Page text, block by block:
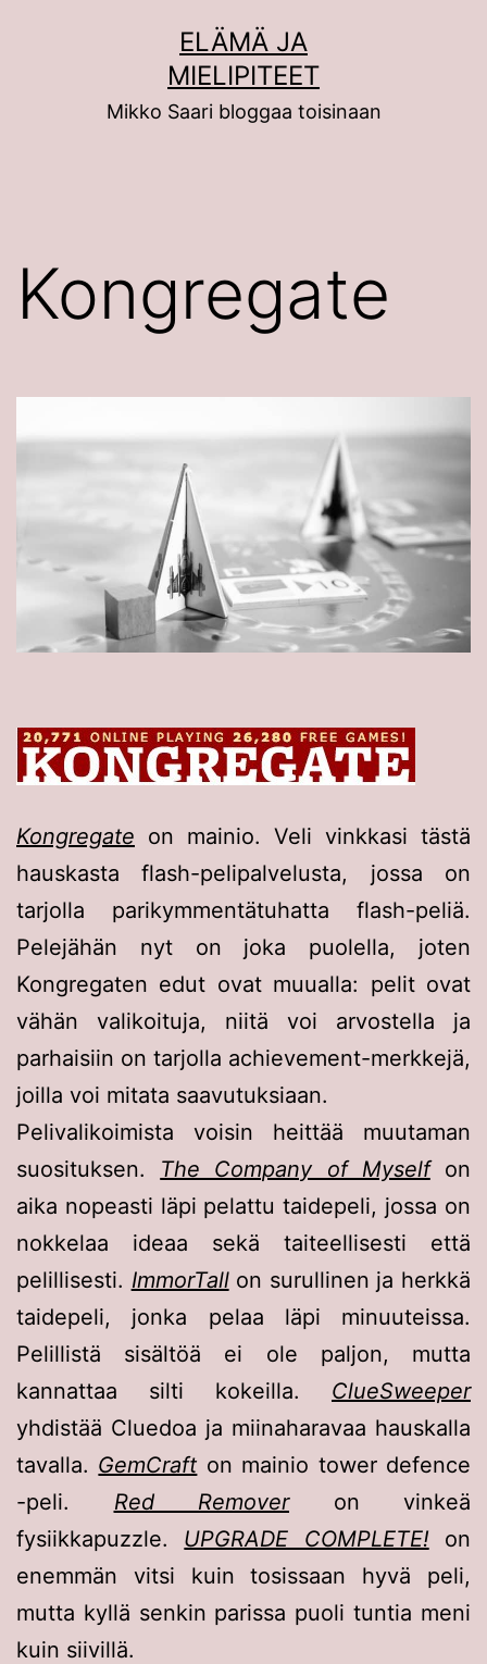
ELÄMÄ JA
MIELIPITEET
Mikko Saari bloggaa toisinaan
Kongregate
Kongregate on mainio. Veli vinkkasi tästä
hauskasta flash-pelipalvelusta, jossa on
tarjolla parikymmentätuhatta flash-peliä.
Pelejähän nyt on joka puolella, joten
Kongregaten edut ovat muualla: pelit ovat
vähän valikoituja, niitä voi arvostella ja
parhaisiin on tarjolla achievement-merkkejä,
joilla voi mitata saavutuksiaan.
Pelivalikoimista voisin heittää muutaman
suosituksen. The Company of Myselfon
aika nopeasti läpi pelattu taidepeli, jossa on
nokkelaa ideaa sekä taiteellisesti että
pelillisesti. ImmorTallon surullinen ja herkkä
taidepeli, jonka pelaa läpi minuuteissa.
Pelillistä sisältöä ei ole paljon, mutta
kannattaa silti kokeilla. ClueSweeper
yhdistää Cluedoa ja miinaharavaa hauskalla
tavalla. GemCraft on mainio tower defence
-peli. Red Removeron vinkeä
fysiikkapuzzle. UPGRADE COMPLETE!on
enemmän vitsi kuin tosissaan hyvä peli,
mutta kyllä senkin parissa puoli tuntia meni
kuin siivillä.